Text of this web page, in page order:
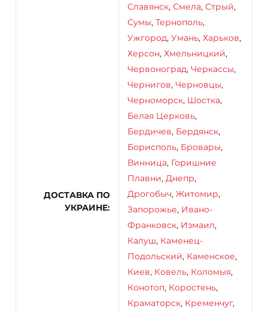
ДОСТАВКА ПО
УКРАИНЕ
Славянск, Смела, Стрый,
Сумы, Тернополь,
Ужгород, Умань, Харьков,
Херсон, Хмельницкий,
Червоноград, Черкассы,
Чернигов, Черновцы,
Черноморск, Шостка,
Белая Церковь,
Бердичев, Бердянск,
Борисполь, Бровары,
Винница, Горишние
Плавни, Днепр,
Дрогобыч, Житомир,
Запорожье, Ивано-
Франковск, Измаил,
Калуш, Каменец-
Подольский, Каменское,
Киев, Ковель, Коломыя,
Конотоп, Коростень,
Краматорск, Кременчуг,